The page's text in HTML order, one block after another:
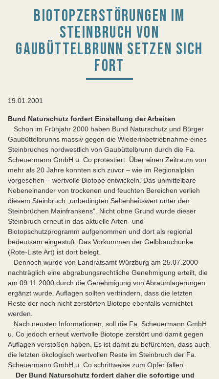
BIOTOPZERSTÖRUNGEN IM
STEINBRUCH VON
GAUBÜTTELBRUNN SETZEN SICH
FORT
19.01.2001
Bund Naturschutz fordert Einstellung der Arbeiten
Schon im Frühjahr 2000 haben Bund Naturschutz und Bürger
Gaubüttelbrunns massiv gegen die Wiederinbetriebnahme eines
Steinbruches nordwestlich von Gaubüttelbrunn durch die Fa.
Scheuermann GmbH u. Co protestiert. Über einen Zeitraum von
mehr als 20 Jahre konnten sich zuvor – wie im Regionalplan
vorgesehen – wertvolle Biotope entwickeln. Das unmittelbare
Nebeneinander von trockenen und feuchten Bereichen verlieh
diesem Steinbruch „unbedingten Seltenheitswert unter den
Steinbrüchen Mainfrankens". Nicht ohne Grund wurde dieser
Steinbruch erneut in das aktuelle Arten- und
Biotopschutzprogramm aufgenommen und dort als regional
bedeutsam eingestuft. Das Vorkommen der Gelbbauchunke
(Rote-Liste Art) ist dort belegt.
Dennoch wurde von Landratsamt Würzburg am 25.07.2000
nachträglich eine abgrabungsrechtliche Genehmigung erteilt, die
am 09.11.2000 durch die Genehmigung von Abraumlagerungen
ergänzt wurde. Auflagen sollten verhindern, dass die letzten
Reste der noch nicht zerstörten Biotope ebenfalls vernichtet
werden.
Nach neusten Informationen, soll die Fa. Scheuermann GmbH
u. Co jedoch erneut wertvolle Biotope zerstört und damit gegen
Auflagen verstoßen haben. Es ist damit zu befürchten, dass auch
die letzten ökologisch wertvollen Reste im Steinbruch der Fa.
Scheuermann GmbH u. Co schrittweise zum Opfer fallen.
Der Bund Naturschutz fordert daher die sofortige und